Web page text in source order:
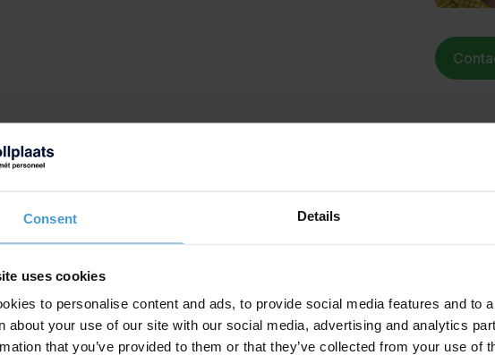
Consent Details
uses cookies
to personalise content and ads, to provide social media features and to
about your use of our site with our social media, advertising and analytics
that you’ve provided to them or that they’ve collected from your use of
vragen werknemers